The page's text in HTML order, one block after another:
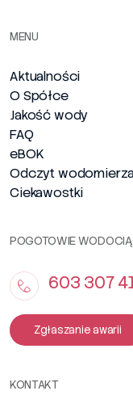
MENU
Aktualności
O Spółce
Jakość wody
FAQ
eBOK
Odczyt
Ciekawostki
POGOTOWIE
603 307
Zgłaszanie awarii
KONTAKT